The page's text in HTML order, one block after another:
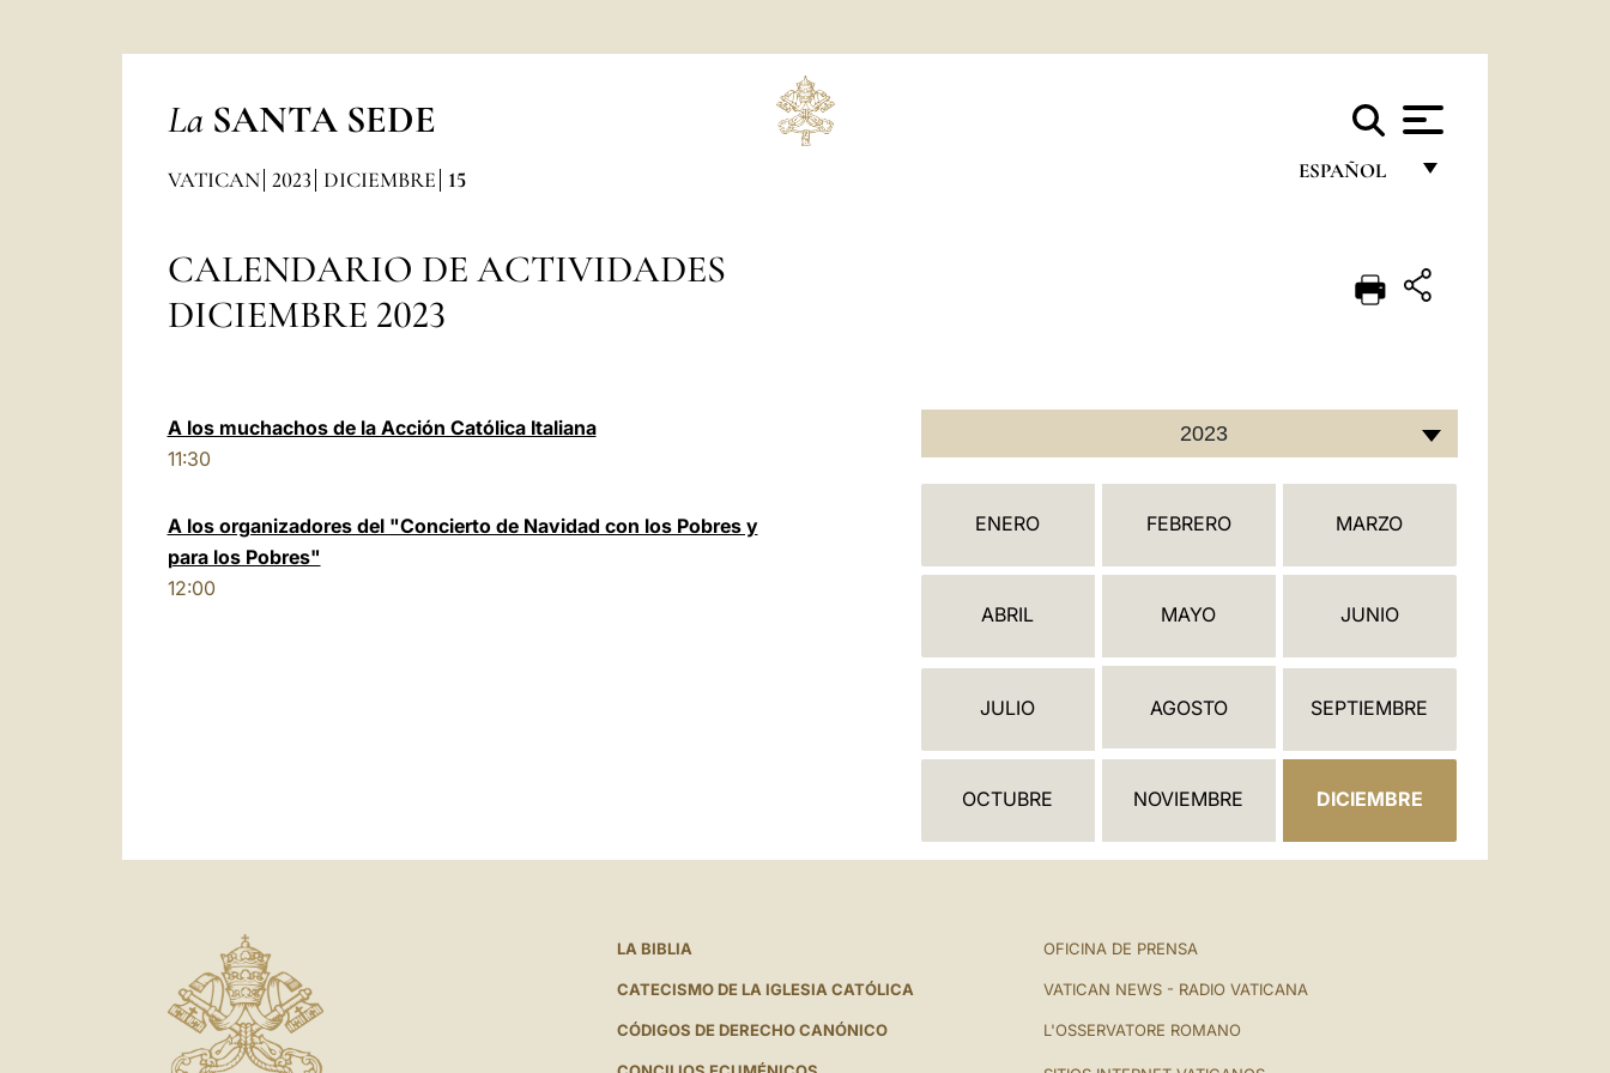
La SANTA SEDE
ESPAÑOL
ITALIANO
ESPAÑOL
VATICAN 2023 DICIEMBRE 15
CALENDARIO DE ACTIVIDADES
DICIEMBRE 2023
A los muchachos de la Acción Católica Italiana
11:30
A los organizadores del "Concierto de Navidad con los Pobres y
para los Pobres"
12:00
2023
N
A
I
ENERO FEBRERO MARZO
ABRIL MAYO JUNIO
JULIO AGOSTO SEPTIEMBRE
OCTUBRE NOVIEMBRE DICIEMBRE
LA BIBLIA
CATECISMO DE LA IGLESIA CATÓLICA
CÓDIGOS DE DERECHO CANÓNICO
OFICINA DE PRENSA
VATICAN NEWS - RADIO VATICANA
L'OSSERVATORE ROMANO